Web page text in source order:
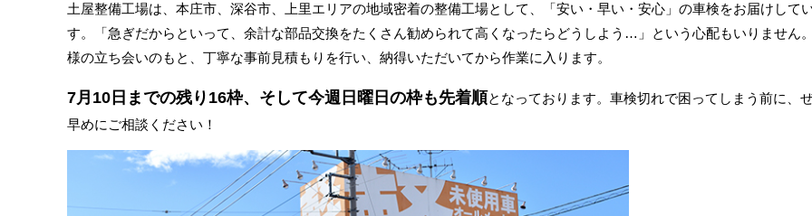
土屋整備工場は、本庄市、深谷市、上里エリアの地域密着の整備工場として、「安い・早い・安心」の車検をお届けして
す。「急ぎだからといって、余計な部品交換をたくさん勧められて高くなったらどうしよう…」という心配もいりません
様の立ち会いのもと、丁寧な事前見積もりを行い、納得いただいてから作業に入ります。
7月10日までの残り16枠、そして今週日曜日の枠も先着順となっております。車検切れで困ってしまう前に、
早めにご相談ください！